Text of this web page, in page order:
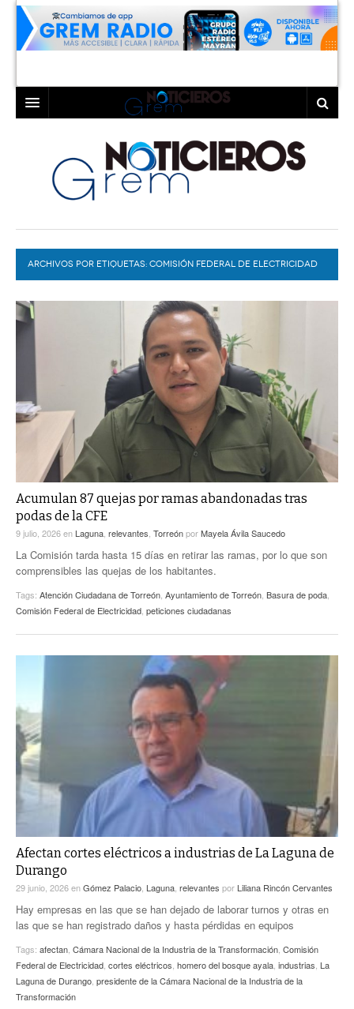
LAGUNA
TORREÓN
GÓMEZ PALACIO
LERDO
COAHUILA
DURANGO
DEPORTES
EL EXACTO
EXA INFORMA
CONTEXTOS
TRAYECTO LAGUNA
A MEDIA MAÑANA
A TODA LEY
DIÁLOGOS CON LA HISTORIA
TWEETS AND BEATS
LA MEJOR 97.1 ESTÉREO GALLITO
ACTUALIDADES GREM
PULSO
ACTUALIDADES GREM
ARCHIVOS POR ETIQUETAS: COMISIÓN FEDERAL DE ELECTRICIDAD
Acumulan 87 quejas por ramas abandonadas tras
podas de la CFE
9 julio, 2026en Laguna relevantes TorreónporMayela Ávila Saucedo
La Comisión tarda hasta 15 días en retirar las ramas, por lo que son
comprensibles las quejas de los habitantes.
Tags: Atención Ciudadana de Torreón Ayuntamiento de Torreón Basura de poda
Comisión Federal de Electricidad peticiones ciudadanas
Afectan cortes eléctricos a industrias de La Laguna de
Durango
29 junio, 2026enGómez Palacio Laguna relevantes por Liliana Rincón Cervantes
Hay empresas en las que se han dejado de laborar turnos y otras en
las que se han registrado daños y hasta pérdidas en equipos
Tags: afectan Cámara Nacional de la Industria de la Transformación Comisión
Federal de Electricidad cortes eléctricos homero del bosque ayala industrias La
Laguna de Durango presidente de la Cámara Nacional de la Industria de la
Transformación